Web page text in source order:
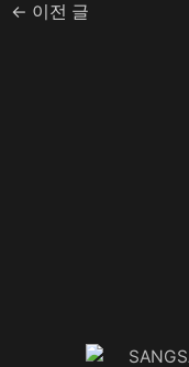
← 이전 글